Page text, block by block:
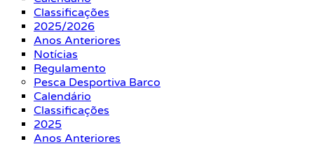
Classificações
2025/2026
Anos Anteriores
Notícias
Regulamento
Pesca Desportiva Barco
Calendário
Classificações
2025
Anos Anteriores